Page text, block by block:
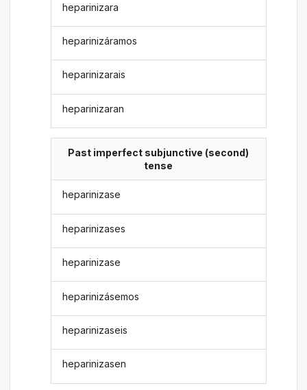
heparinizara
heparinizáramos
heparinizarais
heparinizaran
Past imperfect subjunctive (second)
tense
heparinizase
heparinizases
heparinizase
heparinizásemos
heparinizaseis
heparinizasen